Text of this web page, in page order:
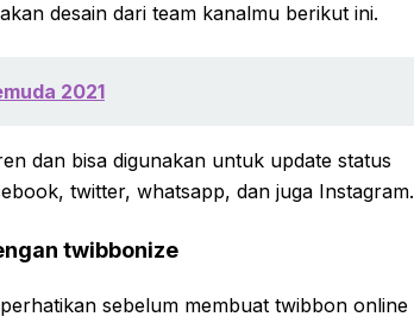
desain dari team kanalmu berikut ini.
2021
dan bisa digunakan untuk update status
twitter, whatsapp, dan juga Instagram.
twibbonize
sebelum membuat twibbon online